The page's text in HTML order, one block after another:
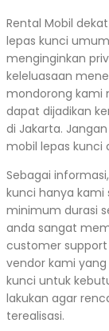
Rental Mobil
lepas kunci
menginginkan
keleluasaan
mondorong kami
dapat dijadikan
di Jakarta.
mobil lepas kunci
Sebagai
kunci hanya kami
minimum durasi
anda sangat
customer
vendor kami
kunci untuk
lakukan agar
terealisasi.